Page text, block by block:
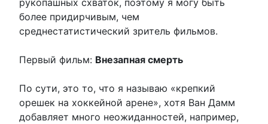
более придирчивым, чем
среднестатистический зритель фильмов.
Первый фильм: Внезапная смерть
По сути, это то, что я называю «крепкий
орешек на хоккейной арене», хотя Ван Дамм
добавляет много неожиданностей, например,